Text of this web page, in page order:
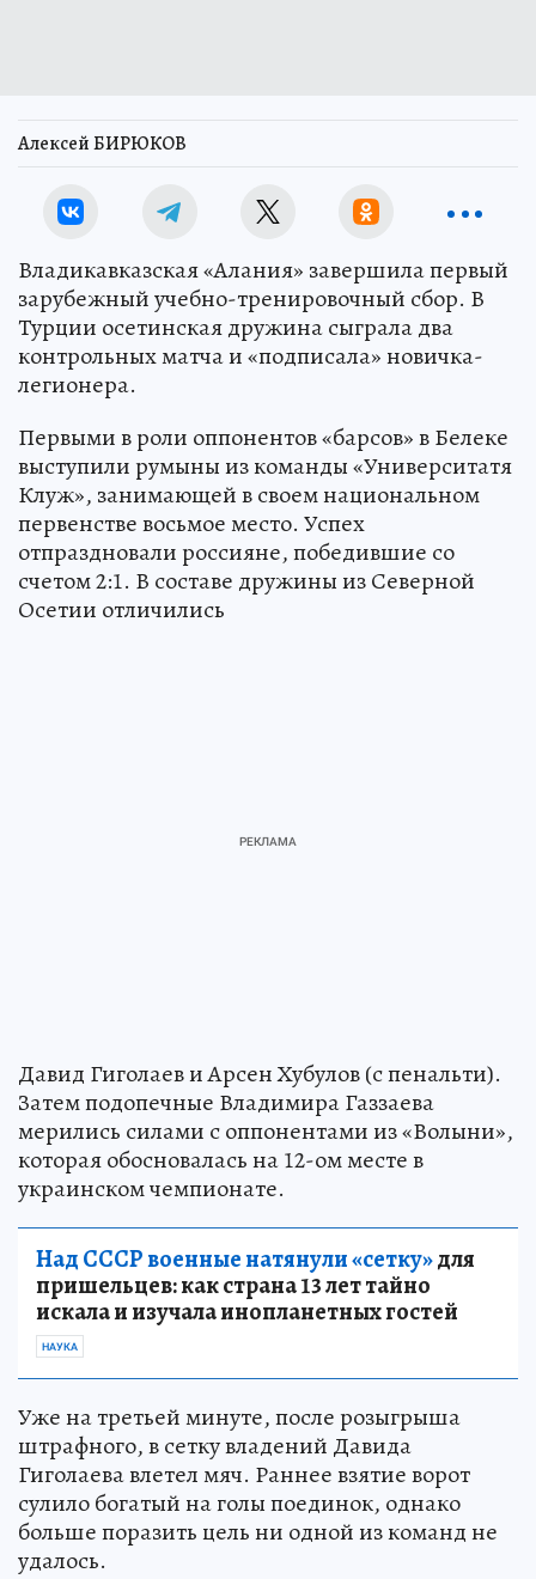
Алексей БИРЮКОВ
Владикавказская «Алания» завершила первый
зарубежный учебно-тренировочный сбор. В
Турции осетинская дружина сыграла два
контрольных матча и «подписала» новичка-
легионера.
Первыми в роли оппонентов «барсов» в Белеке
выступили румыны из команды «Университатя
Клуж», занимающей в своем национальном
первенстве восьмое место. Успех
отпраздновали россияне, победившие со
счетом 2:1. В составе дружины из Северной
Осетии отличились
Давид Гиголаев и Арсен Хубулов (с пенальти).
Затем подопечные Владимира Газзаева
мерились силами с оппонентами из «Волыни»,
которая обосновалась на 12-ом месте в
украинском чемпионате.
Над СССР военные натянули «сетку»для
пришельцев: как страна 13 лет тайно
искала и изучала инопланетных гостей
НАУКА
Уже на третьей минуте, после розыгрыша
штрафного, в сетку владений Давида
Гиголаева влетел мяч. Раннее взятие ворот
сулило богатый на голы поединок, однако
больше поразить цель ни одной из команд не
удалось.